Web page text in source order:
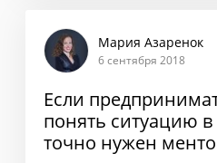
Мария Азаренок
6 сентября 2018
Если
понять ситуацию
точно нужен